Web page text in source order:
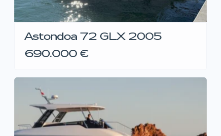
Astondoa 72 GLX 2005
690.000 €